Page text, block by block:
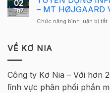
lại
–
02
Th7
– MT HØJGAARD
Chức năng bình luận bị tắtở
VỀ KƠ NIA
Công ty Kơ Nia – Với hơn
lĩnh vực phân phối phần